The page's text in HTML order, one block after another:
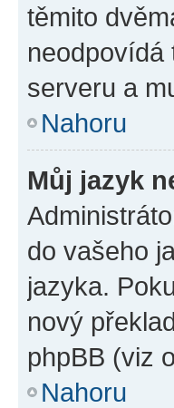
těmito
neodpovídá
serveru a
Nahoru
Můj jazyk
do vašeho
jazyka.
nový
phpBB (viz
Nahoru